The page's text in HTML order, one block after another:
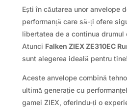
Ești în căutarea unor anvelope
performanță care să-ți ofere
libertatea de a continua drumul
Atunci Falken ZIEX ZE310EC
sunt alegerea ideală pentru tine!
Aceste anvelope combină
ultimă generație cu
gamei ZIEX, oferindu-ți o